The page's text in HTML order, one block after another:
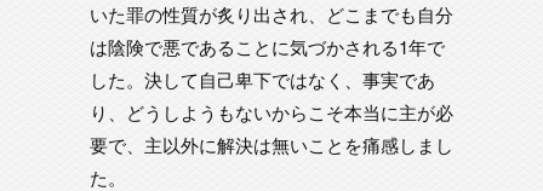
いた罪の性質が炙り出され、どこまでも自分
は陰険で悪であることに気づかされる1年で
した。決して自己卑下ではなく、事実であ
り、どうしようもないからこそ本当に主が必
要で、主以外に解決は無いことを痛感しまし
た。